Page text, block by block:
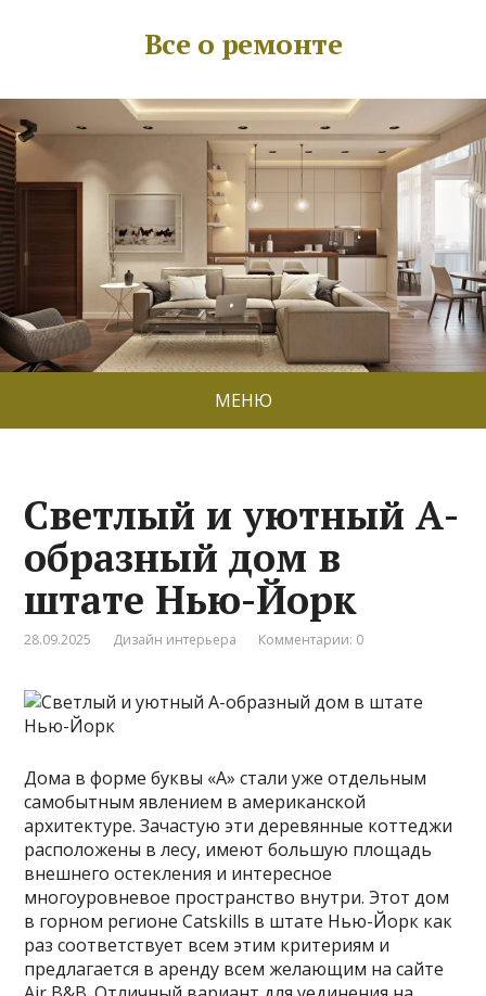
Все о ремонте
МЕНЮ
Светлый и уютный А-
образный дом в
штате Нью-Йорк
28.09.2025 Дизайн интерьера Комментарии: 0
Дома в форме буквы «А» стали уже отдельным
самобытным явлением в американской
архитектуре. Зачастую эти деревянные коттеджи
расположены в лесу, имеют большую площадь
внешнего остекления и интересное
многоуровневое пространство внутри. Этот дом
в горном регионе Catskills в штате Нью-Йорк как
раз соответствует всем этим критериям и
предлагается в аренду всем желающим на сайте